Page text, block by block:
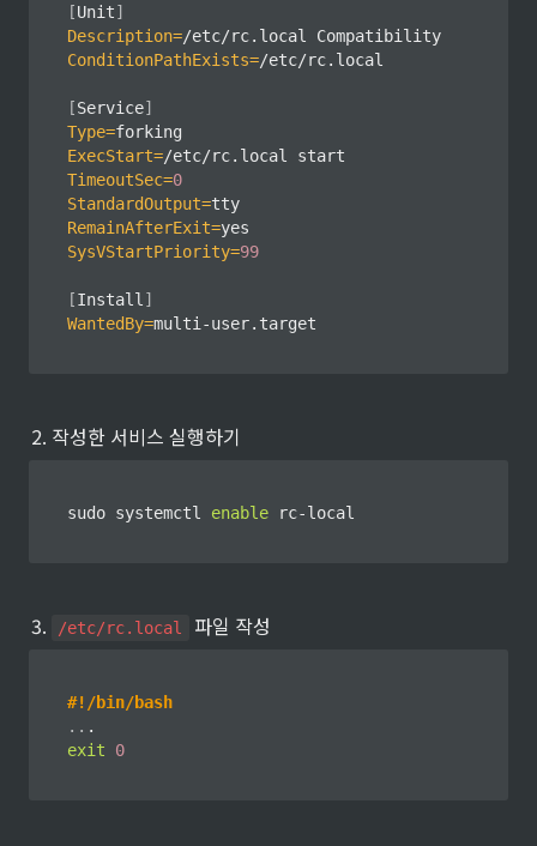
[Unit]
Description=
ConditionPathExists=/etc/rc.local
[Service]
Type=
ExecStart=
TimeoutSec=0
StandardOutput=
RemainAfterExit=
SysVStartPriority=99
[Install ]
WantedBy=multi-user.target
2. 작성한 서비스 실행하기
sudo systemctl enable rc-local
3. /etc/rc.local 파일 작성
#!/bin/bash
..
exit
0